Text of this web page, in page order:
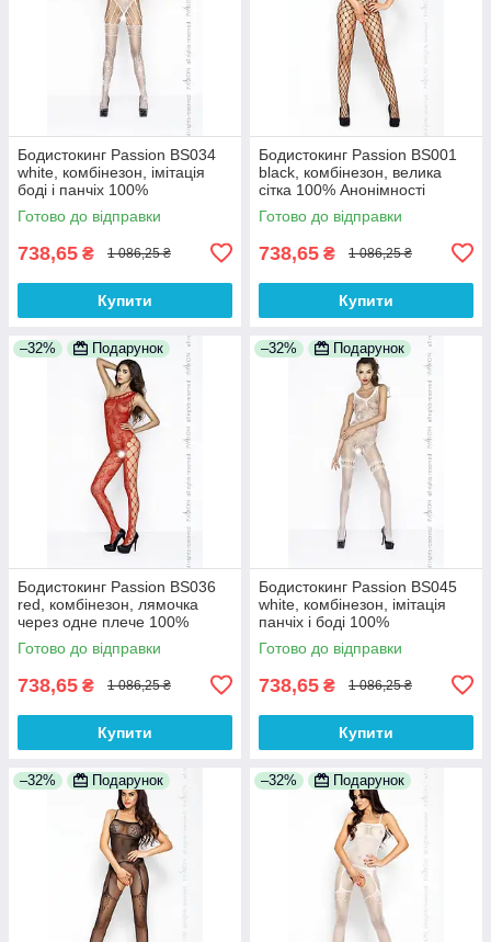
Бодистокинг Passion BS034
white, комбінезон, імітація
боді і панчіх 100%
Анонімності
Готово до відправки
738,65 ₴ 1 086,25 ₴
Купити
Бодистокинг Passion BS001
black, комбінезон, велика
сітка 100% Анонімності
Готово до відправки
738,65 ₴ 1 086,25 ₴
Купити
–32% Подарунок
Бодистокинг Passion BS036
red, комбінезон, лямочка
через одне плече 100%
Анонімності
Готово до відправки
738,65 ₴ 1 086,25 ₴
Купити
–32% Подарунок
Бодистокинг Passion BS045
white, комбінезон, імітація
панчіх і боді 100%
Анонімності
Готово до відправки
738,65 ₴ 1 086,25 ₴
Купити
–32% Подарунок –32% Подарунок